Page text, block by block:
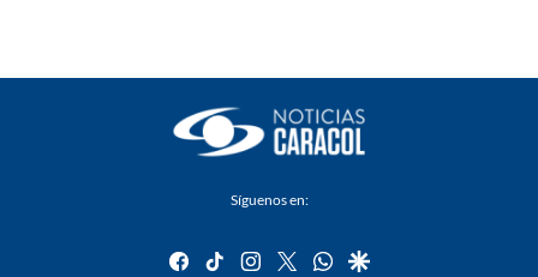
Síguenos en:
facebook
tiktok instagram
twitterwhatsapp
google